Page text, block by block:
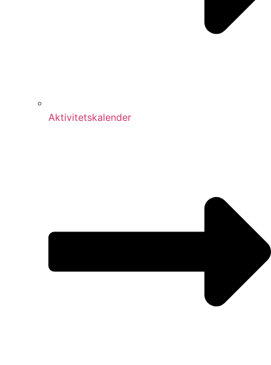
Aktivitetskalender